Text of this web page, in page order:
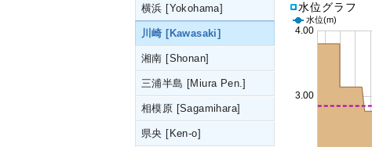
横浜 [Yokohama]
川崎 [Kawasaki]
湘南 [Shonan]
三浦半島 [Miura Pen.]
相模原 [Sagamihara]
県央 [Ken-o]
水位グラフ
水位(m)